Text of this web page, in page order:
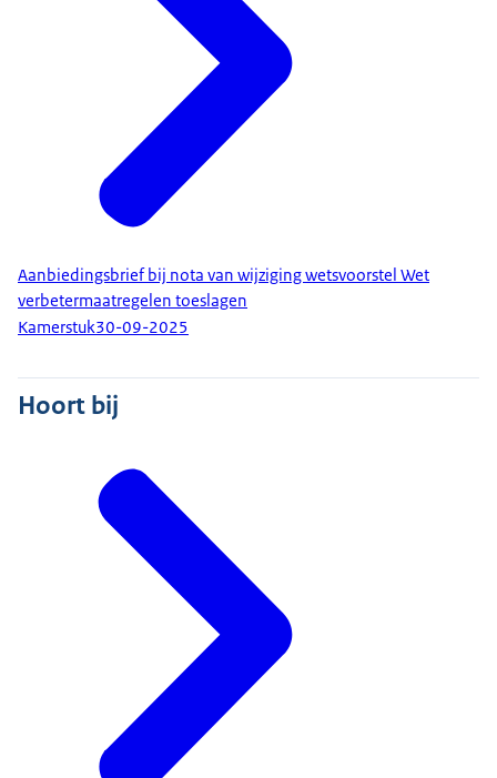
Aanbiedingsbrief bij nota van wijziging wetsvoorstel Wet
verbetermaatregelen toeslagen
Kamerstuk30-09-2025
Hoort bij